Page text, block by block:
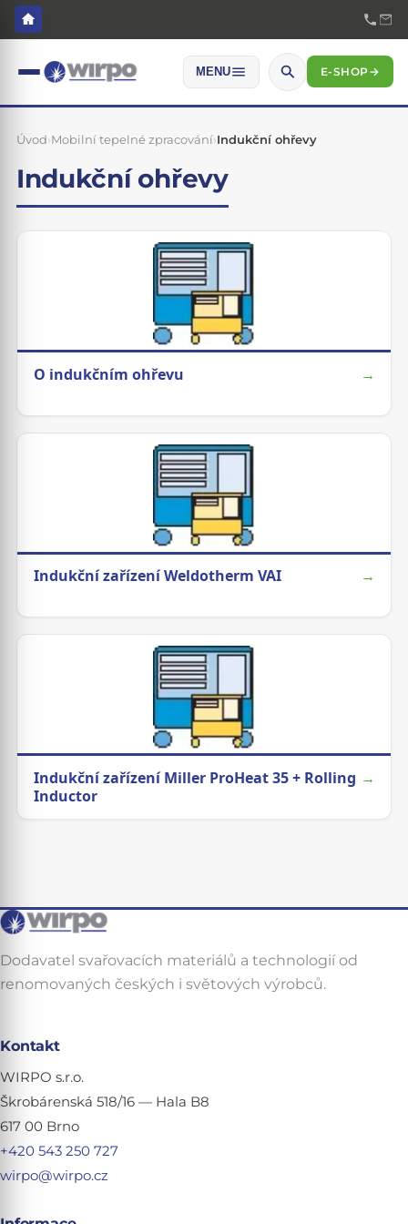
MENU E-SHOP→
Úvod›Mobilní tepelné zpracování›Indukční ohřevy
Indukční ohřevy
O indukčním ohřevu →
Indukční zařízení Weldotherm VAI →
Indukční zařízení Miller ProHeat 35 + Rolling
Inductor
→
Dodavatel svařovacích materiálů a technologií od
renomovaných českých i světových výrobců.
Kontakt
WIRPO s.r.o.
Škrobárenská 518/16 — Hala B8
617 00 Brno
+420 543 250 727
wirpo@wirpo.cz